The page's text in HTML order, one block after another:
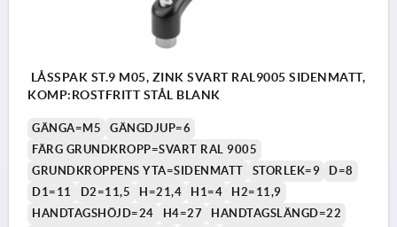
LÅSSPAK ST.9 M05, ZINK SVART RAL9005 SIDENMATT,
KOMP:ROSTFRITT STÅL BLANK
GÄNGA=M5
GÄNGDJUP=6
FÄRG GRUNDKROPP=SVART RAL 9005
GRUNDKROPPENS YTA=SIDENMATT
STORLEK=9
D=8
D1=11
D2=11,5 H=21,4 H1=4
H2=11,9
HANDTAGSHÖJD=24
H4=27
HANDTAGSLÄNGD=22